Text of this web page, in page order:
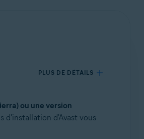
PLUS DE DÉTAILS
ou une version
d'installation d'Avast vous